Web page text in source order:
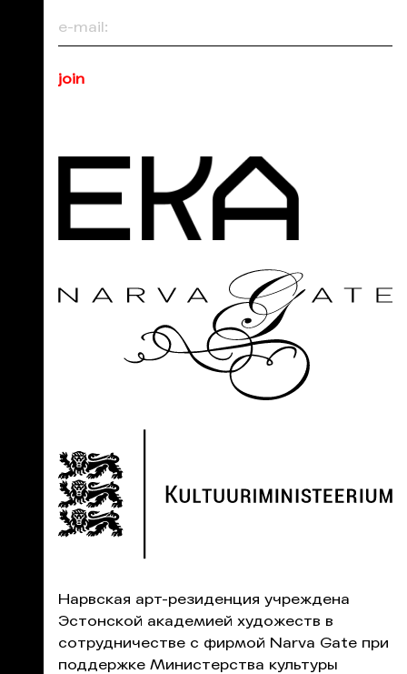
Нарвская aрт-pезиденция учреждена
Эстонской академией художеств в
сотрудничестве с фирмой Narva Gate при
поддержке Министерства культуры